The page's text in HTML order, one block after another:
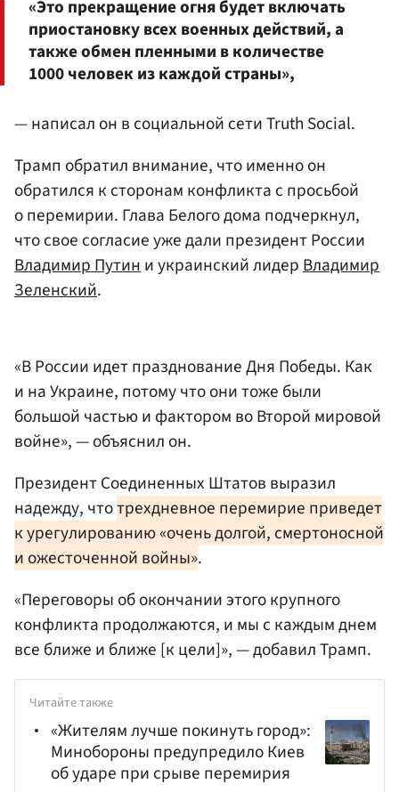
«Это прекращение огня будет включать
приостановку всех военных действий, а
также обмен пленными в количестве
1000 человек из каждой страны»,
— написал он в социальной сети Truth Social.
Трамп обратил внимание, что именно он
обратился к сторонам конфликта с просьбой
о перемирии. Глава Белого дома подчеркнул,
что свое согласие уже дали президент России
Владимир Путини украинский лидерВладимир
Зеленский.
«В России идет празднование Дня Победы. Как
и на Украине, потому что они тоже были
большой частью и фактором во Второй мировой
войне», — объяснил он.
Президент Соединенных Штатов выразил
надежду, чтотрехдневное перемирие приведет
к урегулированию «очень долгой, смертоносной
и ожесточенной войны».
«Переговоры об окончании этого крупного
конфликта продолжаются, и мы с каждым днем
все ближе и ближе [к цели]», — добавил Трамп.
Читайте также
«Жителям лучше покинуть город»:
Минобороны предупредило Киев
об ударе при срыве перемирия